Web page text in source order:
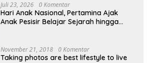
Juli 23, 2026 0 Komentar
Hari Anak Nasional, Pertamina Ajak
Anak Pesisir Belajar Sejarah hingga
November 21, 2018 0 Komentar
Taking photos are best lifestyle to live